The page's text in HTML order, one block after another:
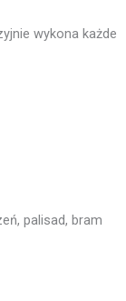
wykona każde
palisad, bram